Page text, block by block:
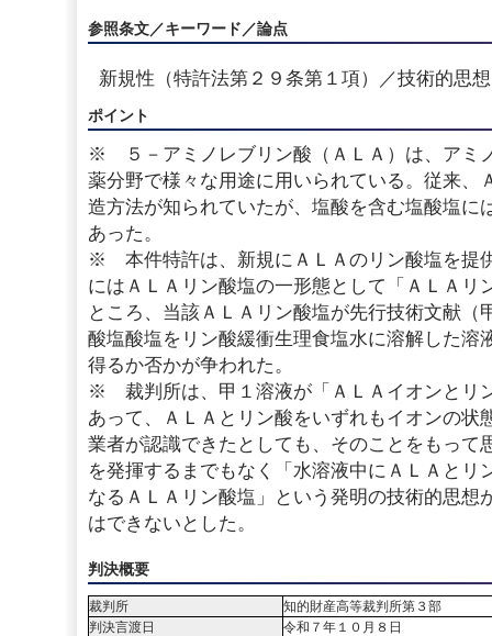
参照条文／キーワード／論点
新規性（特許法第２９条第１項）／技術的思
ポイント
※ ５－アミノレブリン酸（ＡＬＡ）は、アミ
薬分野で様々な用途に用いられている。従来、
造方法が知られていたが、塩酸を含む塩酸塩に
あった。
※ 本件特許は、新規にＡＬＡのリン酸塩を提
にはＡＬＡリン酸塩の一形態として「ＡＬＡリ
ところ、当該ＡＬＡリン酸塩が先行技術文献（
酸塩酸塩をリン酸緩衝生理食塩水に溶解した溶
得るか否かが争われた。
※ 裁判所は、甲１溶液が「ＡＬＡイオンとリ
あって、ＡＬＡとリン酸をいずれもイオンの状
業者が認識できたとしても、そのことをもって
を発揮するまでもなく「水溶液中にＡＬＡとリ
なるＡＬＡリン酸塩」という発明の技術的思想
はできないとした。
判決概要
裁判所
知的財産高等裁判所第３部
判決言渡日
令和７年１０月８日